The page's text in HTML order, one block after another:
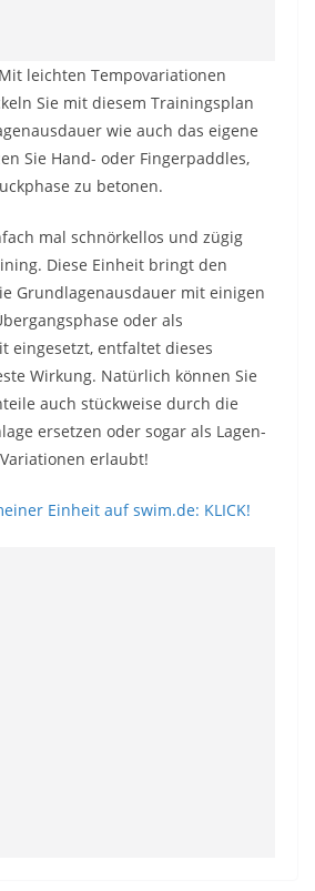
leichten Tempovariationen
Sie mit diesem Trainingsplan
wie auch das eigene
Sie Hand- oder Fingerpaddles,
zu betonen.
mal schnörkellos und zügig
Diese Einheit bringt den
Grundlagenausdauer mit einigen
oder als
eingesetzt, entfaltet dieses
Wirkung. Natürlich können Sie
auch stückweise durch die
ersetzen oder sogar als Lagen-
erlaubt!
Einheit auf swim.de: KLICK!